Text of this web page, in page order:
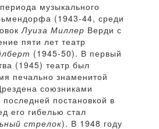
музыкального
(1943-44, среди
Луиза Миллер Верди с
пяти лет театр
(1945-50). В первый
(1945) театр был
печально знаменитой
союзниками
постановкой в
его гибелью стал
стрелок). В 1948 году